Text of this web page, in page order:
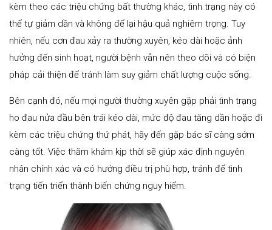
kèm theo các triệu chứng bất thường khác, tình trạng này có
thể tự giảm dần và không để lại hậu quả nghiêm trọng. Tuy
nhiên, nếu cơn đau xảy ra thường xuyên, kéo dài hoặc ảnh
hưởng đến sinh hoạt, người bệnh vẫn nên theo dõi và có biện
pháp cải thiện để tránh làm suy giảm chất lượng cuộc sống.
Bên cạnh đó, nếu mọi người thường xuyên gặp phải tình trạng
ho đau nửa đầu bên trái kéo dài, mức độ đau tăng dần hoặc đi
kèm các triệu chứng thứ phát, hãy đến gặp bác sĩ càng sớm
càng tốt. Việc thăm khám kịp thời sẽ giúp xác định nguyên
nhân chính xác và có hướng điều trị phù hợp, tránh để tình
trạng tiến triển thành biến chứng nguy hiểm.